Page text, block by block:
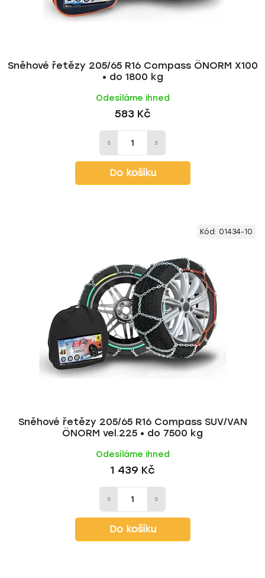
Sněhové řetězy 205/65 R16 Compass ÖNORM X100
• do 1800 kg
Odesíláme ihned
583 Kč
Do košíku
Sněhové řetězy 205/65 R16 Compass SUV/VAN
ÖNORM vel.225 • do 7500 kg
Odesíláme ihned
1 439 Kč
Do košíku
Kód: 01434-10